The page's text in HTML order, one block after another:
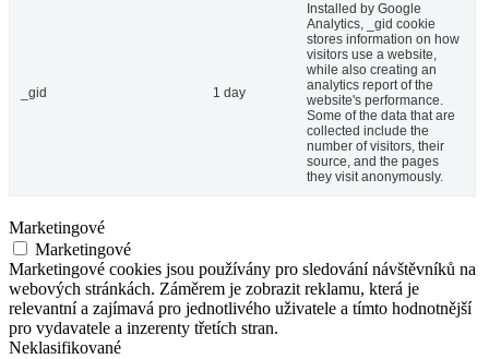
_gid 1 day
Installed by Google
Analytics, _gid cookie
stores information on how
visitors use a website,
while also creating an
analytics report of the
website's performance.
Some of the data that are
collected include the
number of visitors, their
source, and the pages
they visit anonymously.
Marketingové
Marketingové
Marketingové cookies jsou používány pro sledování návštěvníků na
webových stránkách. Záměrem je zobrazit reklamu, která je
relevantní a zajímavá pro jednotlivého uživatele a tímto hodnotnější
pro vydavatele a inzerenty třetích stran.
Neklasifikované